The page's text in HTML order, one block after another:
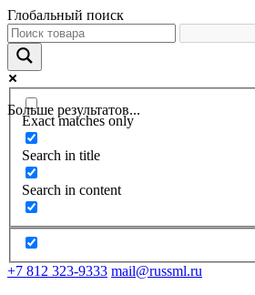
Глобальный поиск
Больше результатов...
Exact matches only
Search in title
Search in content
+7 812 323-9333 mail@russml.ru